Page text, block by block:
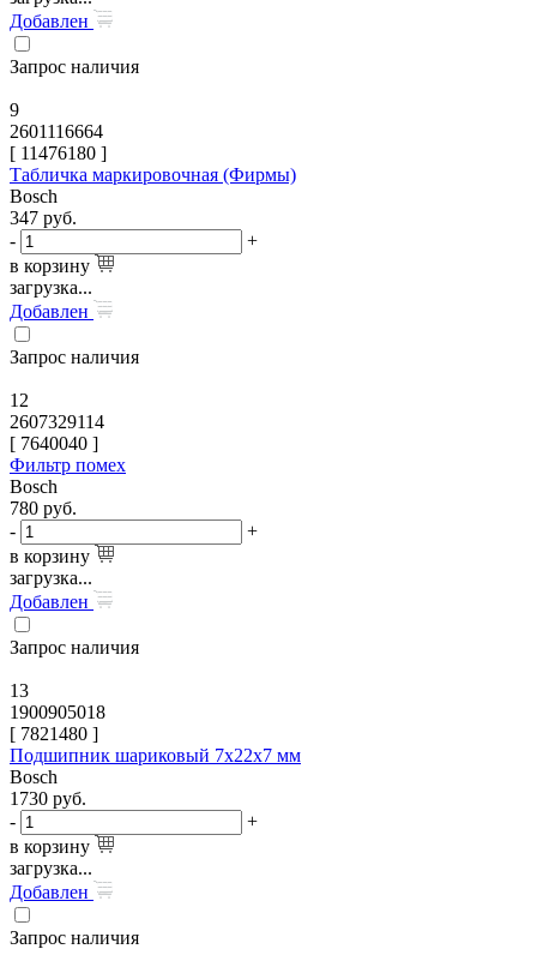
Добавлен
Запрос наличия
9
2601116664
[ 11476180 ]
Табличка маркировочная (Фирмы)
Bosch
347 руб.
-
+
в корзину
загрузка...
Добавлен
Запрос наличия
12
2607329114
[ 7640040 ]
Фильтр помех
Bosch
780 руб.
-
+
в корзину
загрузка...
Добавлен
Запрос наличия
13
1900905018
[ 7821480 ]
Подшипник шариковый 7x22x7 мм
Bosch
1730 руб.
-
+
в корзину
загрузка...
Добавлен
Запрос наличия